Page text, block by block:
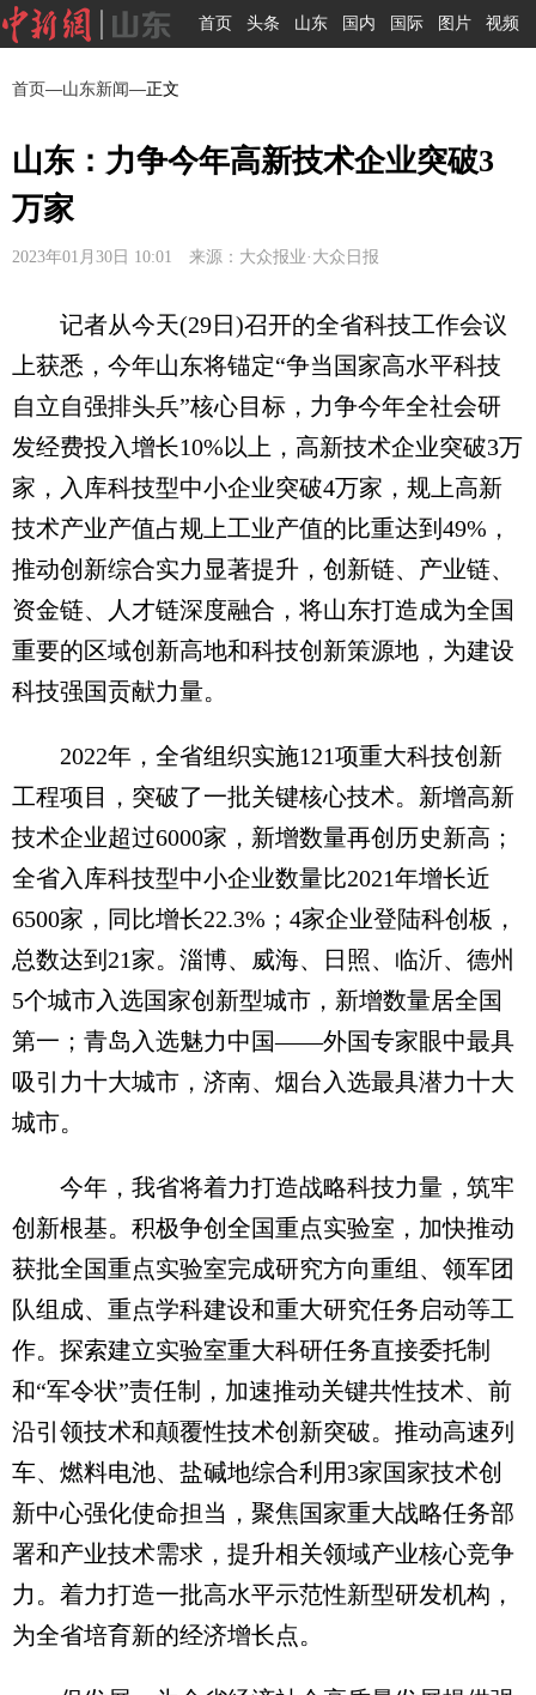
首页 头条 山东 国内 国际 图片 视频
首页—山东新闻—正文
山东：力争今年高新技术企业突破3
万家
2023年01月30日 10:01 来源：大众报业·大众日报
记者从今天(29日)召开的全省科技工作会议
上获悉，今年山东将锚定“争当国家高水平科技
自立自强排头兵”核心目标，力争今年全社会研
发经费投入增长10%以上，高新技术企业突破3万
家，入库科技型中小企业突破4万家，规上高新
技术产业产值占规上工业产值的比重达到49%，
推动创新综合实力显著提升，创新链、产业链、
资金链、人才链深度融合，将山东打造成为全国
重要的区域创新高地和科技创新策源地，为建设
科技强国贡献力量。
2022年，全省组织实施121项重大科技创新
工程项目，突破了一批关键核心技术。新增高新
技术企业超过6000家，新增数量再创历史新高；
全省入库科技型中小企业数量比2021年增长近
6500家，同比增长22.3%；4家企业登陆科创板，
总数达到21家。淄博、威海、日照、临沂、德州
5个城市入选国家创新型城市，新增数量居全国
第一；青岛入选魅力中国——外国专家眼中最具
吸引力十大城市，济南、烟台入选最具潜力十大
城市。
今年，我省将着力打造战略科技力量，筑牢
创新根基。积极争创全国重点实验室，加快推动
获批全国重点实验室完成研究方向重组、领军团
队组成、重点学科建设和重大研究任务启动等工
作。探索建立实验室重大科研任务直接委托制
和“军令状”责任制，加速推动关键共性技术、前
沿引领技术和颠覆性技术创新突破。推动高速列
车、燃料电池、盐碱地综合利用3家国家技术创
新中心强化使命担当，聚焦国家重大战略任务部
署和产业技术需求，提升相关领域产业核心竞争
力。着力打造一批高水平示范性新型研发机构，
为全省培育新的经济增长点。